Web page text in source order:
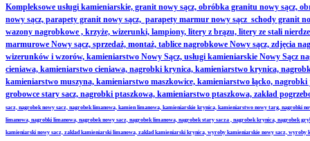
Kompleksowe usługi kamieniarskie, granit nowy sącz, obróbka granitu nowy sącz,
nowy sącz, parapety granit nowy sącz, parapety marmur nowy sącz schody granit
wazony nagrobkowe , krzyże, wizerunki, lampiony, litery z brązu, litery ze stali
marmurowe Nowy sącz, sprzedaż, montaż, tablice nagrobkowe Nowy sącz, zdjęcia
wizerunków i wzorów, kamieniarstwo Nowy Sącz, usługi kamieniarskie Nowy
cieniawa, kamieniarstwo cieniawa, nagrobki krynica, kamieniarstwo krynica,
kamieniarstwo muszyna, kamieniarstwo maszkowice, kamieniarstwo łącko,
grobowce stary sacz, nagrobki ptaszkowa, kamieniarstwo ptaszkowa, zakład
sacz, nagrobek nowy sacz, nagrobek limanowa, kamien limanowa, kamieniarskie krynica, kamieniarstwo nowy targ,
limanowa, nagrobki limanowa, nagrobek nowy sacz, nagrobek limanowa, nagrobek stary sacza , nagrobek krynica, nagrobek
kamieniarski nowy sacz, zaklad kamieniarski limanowa, zaklad kamieniarski krynica, wyroby kamieniarskie nowy sacz,